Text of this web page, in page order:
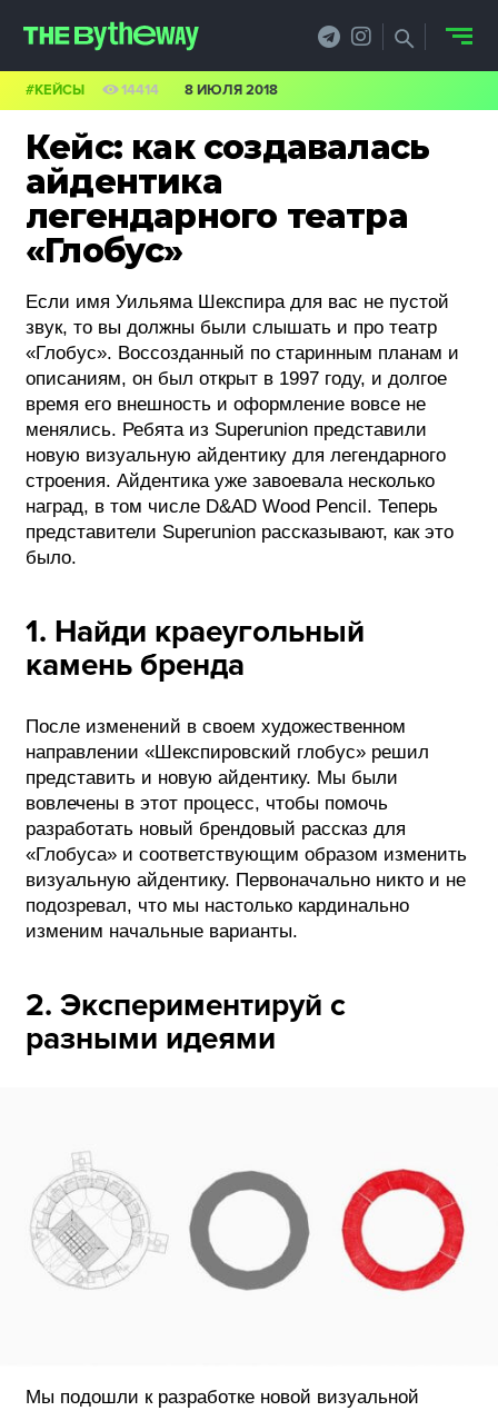
Кейс: как создавалась
айдентика
легендарного театра
«Глобус»
#КЕЙСЫ 14414 8 ИЮЛЯ 2018
Если имя Уильяма Шекспира для вас не пустой
звук, то вы должны были слышать и про театр
«Глобус». Воссозданный по старинным планам и
описаниям, он был открыт в 1997 году, и долгое
время его внешность и оформление вовсе не
менялись. Ребята из Superunion представили
новую визуальную айдентику для легендарного
строения. Айдентика уже завоевала несколько
наград, в том числе D&AD Wood Pencil. Теперь
представители Superunion рассказывают, как это
было.
1. Найди краеугольный
камень бренда
После изменений в своем художественном
направлении «Шекспировский глобус» решил
представить и новую айдентику. Мы были
вовлечены в этот процесс, чтобы помочь
разработать новый брендовый рассказ для
«Глобуса» и соответствующим образом изменить
визуальную айдентику. Первоначально никто и не
подозревал, что мы настолько кардинально
изменим начальные варианты.
2. Экспериментируй с
разными идеями
Мы подошли к разработке новой визуальной
PRO.ОБЗОР
КЕЙСЫ
КРЕАТИВА
БИЗНЕС И
ТЕХНОЛОГИИ
ФЕСТИВАЛИ
ФОТОГРАФИЯ
ИСТОРИИ БРЕНДОВ
РЕКЛАМА
КОНТАКТЫ